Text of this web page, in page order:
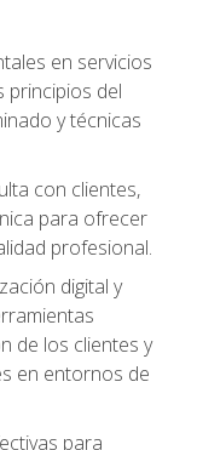
en servicios
principios del
y técnicas
con clientes,
para ofrecer
profesional.
digital y
de los clientes y
en entornos de
para